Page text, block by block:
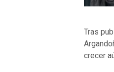
Tras
crecer